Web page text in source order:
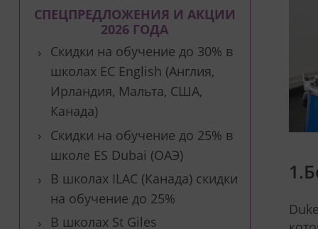
СПЕЦПРЕДЛОЖЕНИЯ И АКЦИИ
2026 ГОДА
Скидки на обучение до 30% в
школах EC English (Англия,
Ирландия, Мальта, США,
Канада)
Скидки на обучение до 25% в
школе ES Dubai (ОАЭ)
В школах ILAC (Канада) скидки
на обучение до 25%
В школах St Giles